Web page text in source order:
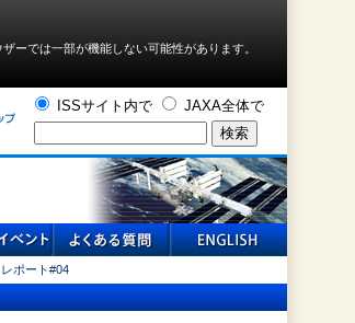
ーでは⼀部が機能しない可能性があります。
ISSサイト内で JAXA全体で
ポート#04